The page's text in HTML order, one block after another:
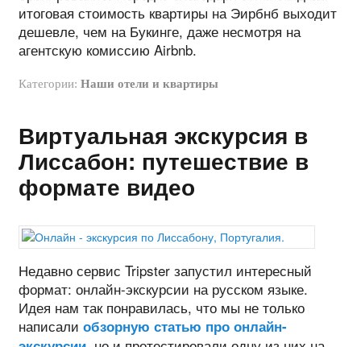
итоговая стоимость квартиры на Эирбнб выходит
дешевле, чем на Букинге, даже несмотря на
агентскую комиссию Airbnb.
Категории: Наши отели и квартиры
Виртуальная экскурсия в
Лиссабон: путешествие в
формате видео
Недавно сервис Tripster запустил интересный
формат: онлайн-экскурсии на русском языке.
Идея нам так понравилась, что мы не только
написали обзорную статью про онлайн-